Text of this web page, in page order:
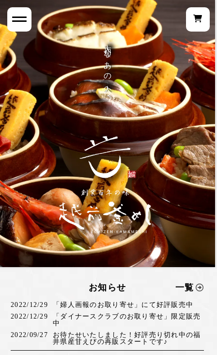
大切なあの人へ
お知らせ 一覧
2022/12/29
「婦人画報のお取り寄せ」にて好評販売中
2022/12/29
「ダイナースクラブのお取り寄せ」限定販売
中
2022/09/27
お待たせいたしました！好評売り切れ中の福
井県産甘えびの再販スタートです♪